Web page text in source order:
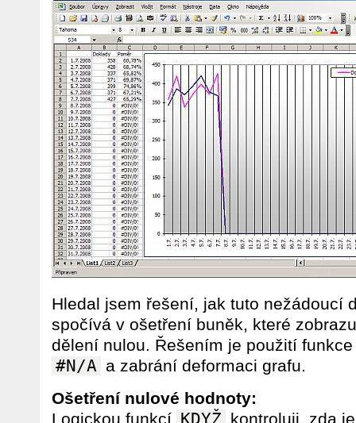
Hledal jsem řešení, jak tuto nežádoucí
spočívá v ošetření buněk, které
dělení nulou. Řešením je použití
#N/A a zabrání deformaci grafu.
Ošetření nulové hodnoty:
Logickou funkcí KDYŽ kontroluji, zda